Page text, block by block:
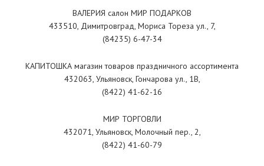
ВАЛЕРИЯ салон МИР ПОДАРКОВ
433510, Димитровград, Мориса Тореза ул., 7,
(84235) 6-47-34
КАПИТОШКА магазин товаров праздничного ассортимента
432063, Ульяновск, Гончарова ул., 1В,
(8422) 41-62-16
МИР ТОРГОВЛИ
432071, Ульяновск, Молочный пер., 2,
(8422) 41-60-79